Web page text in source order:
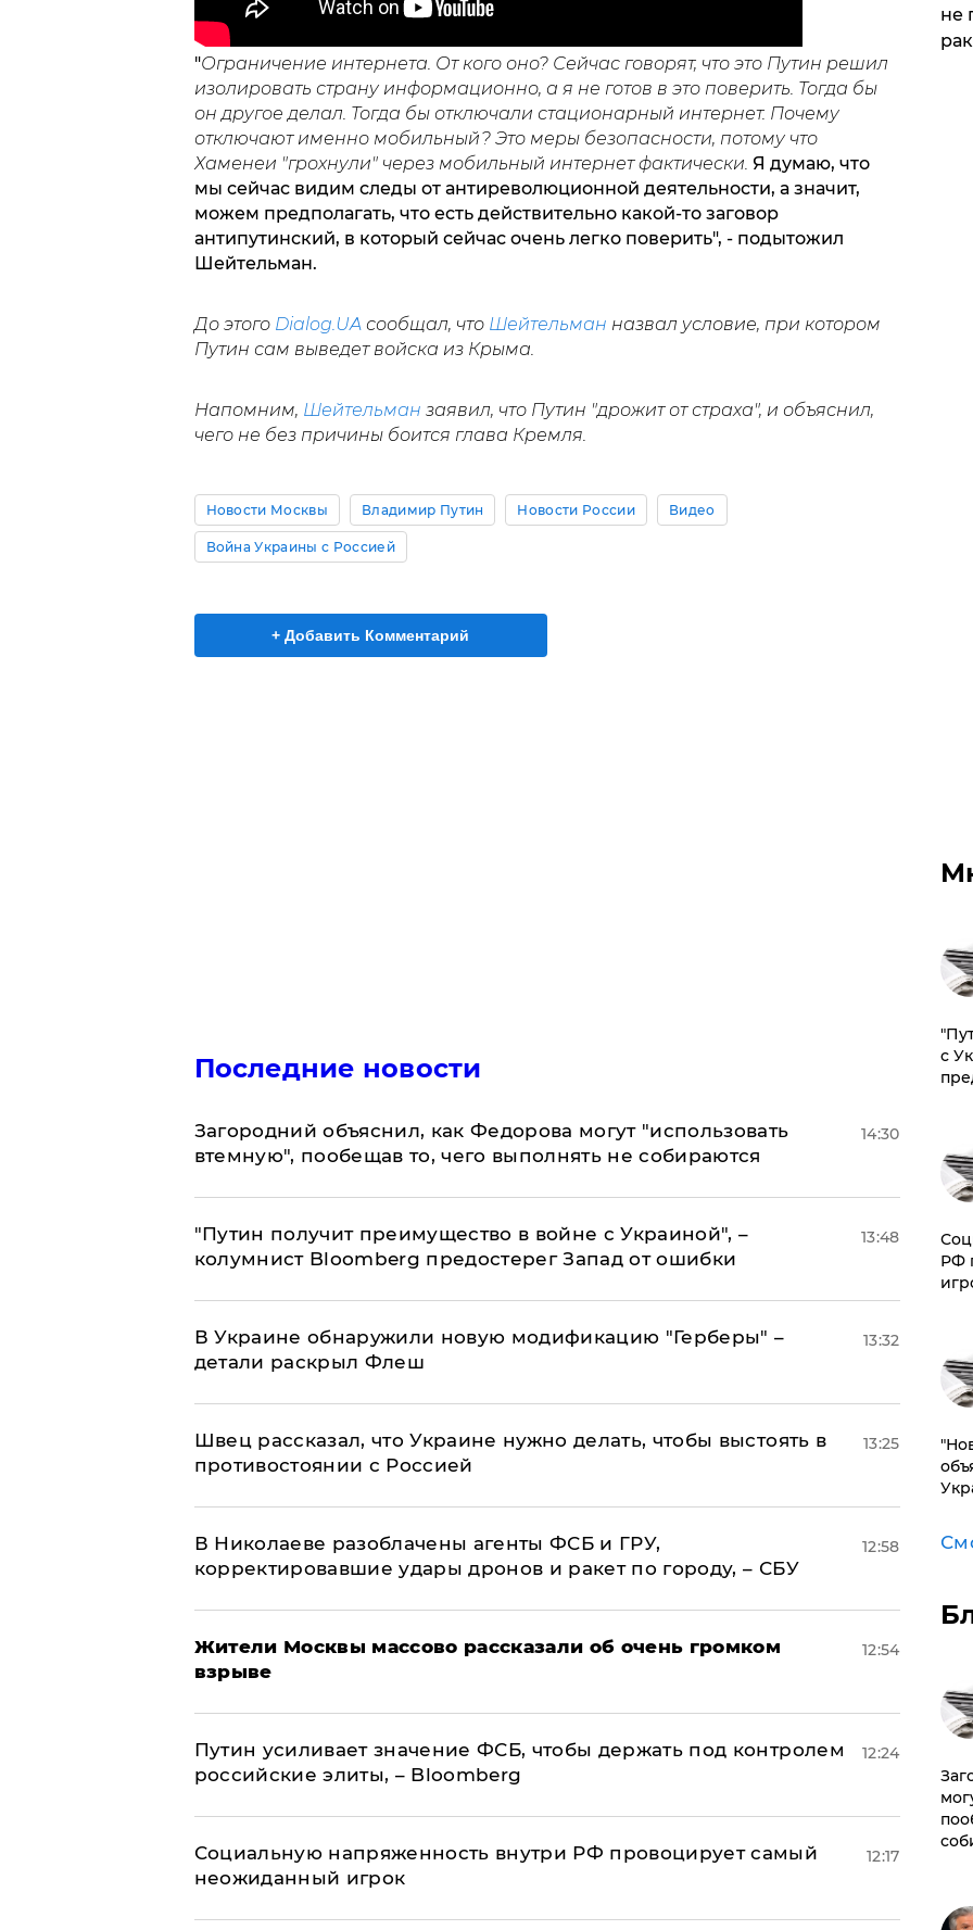
"Ограничение интернета. От кого оно? Сейчас говорят, что это Путин решил
изолировать страну информационно, а я не готов в это поверить. Тогда бы
он другое делал. Тогда бы отключали стационарный интернет. Почему
отключают именно мобильный? Это меры безопасности, потому что
Хаменеи "грохнули" через мобильный интернет фактически. Я думаю, что
мы сейчас видим следы от антиреволюционной деятельности, а значит,
можем предполагать, что есть действительно какой-то заговор
антипутинский, в который сейчас очень легко поверить", - подытожил
Шейтельман.
До этого Dialog.UA сообщал, что Шейтельман назвал условие, при котором
Путин сам выведет войска из Крыма.
Напомним, Шейтельман заявил, что Путин "дрожит от страха", и объяснил,
чего не без причины боится глава Кремля.
Новости Москвы Владимир Путин Новости России Видео
Война Украины с Россией
+ Добавить Комментарий
Последние новости
Загородний объяснил, как Федорова могут "использовать
втемную", пообещав то, чего выполнять не собираются
14:30
"Путин получит преимущество в войне с Украиной", –
колумнист Bloomberg предостерег Запад от ошибки
13:48
В Украине обнаружили новую модификацию "Герберы" –
детали раскрыл Флеш
13:32
Швец рассказал, что Украине нужно делать, чтобы выстоять в
противостоянии с Россией
13:25
В Николаеве разоблачены агенты ФСБ и ГРУ,
корректировавшие удары дронов и ракет по городу, – СБУ
12:58
Жители Москвы массово рассказали об очень громком
взрыве
12:54
Путин усиливает значение ФСБ, чтобы держать под контролем
российские элиты, – Bloomberg
12:24
Социальную напряженность внутри РФ провоцирует самый
неожиданный игрок
12:17
не
с
РФ